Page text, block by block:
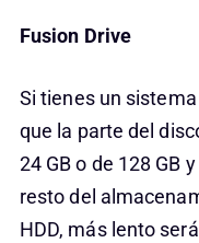
Fusion Drive
Si tienes un
que la parte del
24 GB o de 128 GB
resto del
HDD, más lento